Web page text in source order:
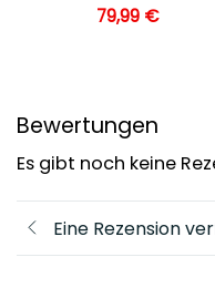
79,99 €
Bewertungen
Es gibt noch keine
Eine Rezension